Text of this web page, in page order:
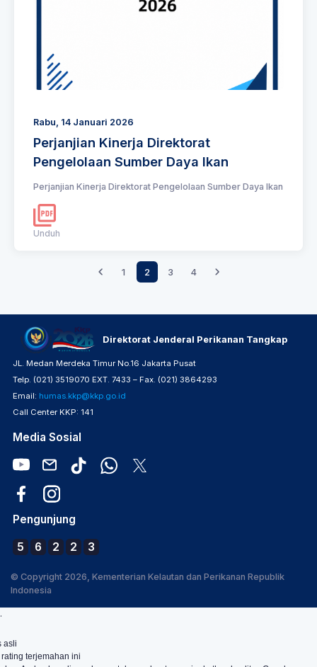
Rabu, 14 Januari 2026
Perjanjian Kinerja Direktorat
Pengelolaan Sumber Daya Ikan
Perjanjian Kinerja Direktorat Pengelolaan Sumber Daya Ikan
Unduh
1 2 3 4
Direktorat Jenderal Perikanan Tangkap
JL. Medan Merdeka Timur No.16 Jakarta Pusat
Telp. (021) 3519070 EXT. 7433 – Fax. (021) 3864293
Email: humas.kkp@kkp.go.id
Call Center KKP: 141
Media Sosial
Pengunjung
5 6 2 2 3
© Copyright 2026, Kementerian Kelautan dan Perikanan Republik
Indonesia
.
asli
terjemahan ini